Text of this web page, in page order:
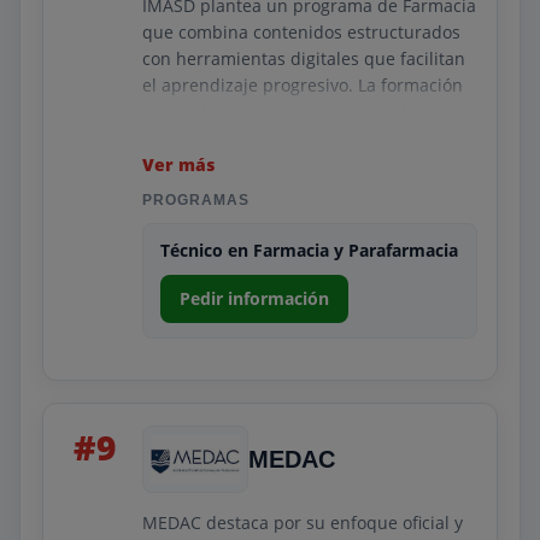
IMASD plantea un programa de Farmacia
que combina contenidos estructurados
con herramientas digitales que facilitan
el aprendizaje progresivo. La formación
medicamentos y la gestión interna de
una farmacia. Se centra en dotar al
desenvolverse con seguridad en
entornos sanitarios.
Gracias a su metodología flexible, los
manipulación básica de productos.
directa y enfocada a la empleabilidad.
Ver más
PROGRAMAS
Técnico en Farmacia y Parafarmacia
Pedir información
#9 MEDAC
MEDAC destaca por su enfoque oficial y